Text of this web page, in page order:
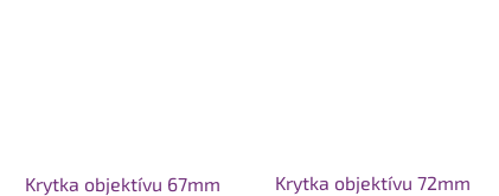
Krytka objektívu 67mm Krytka objektívu 72mm